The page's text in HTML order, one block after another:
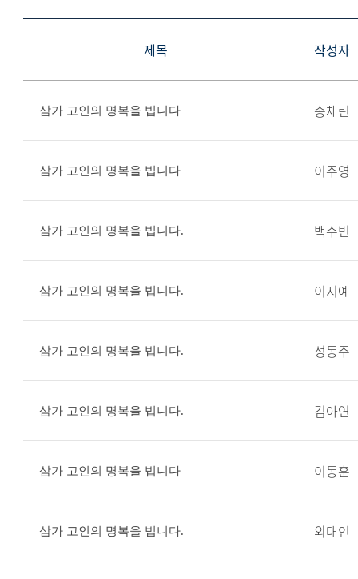
제목 작성자
삼가 고인의 명복을 빕니다 송채린
삼가 고인의 명복을 빕니다 이주영
삼가 고인의 명복을 빕니다. 백수빈
삼가 고인의 명복을 빕니다. 이지예
삼가 고인의 명복을 빕니다. 성동주
삼가 고인의 명복을 빕니다. 김아연
삼가 고인의 명복을 빕니다 이동훈
삼가 고인의 명복을 빕니다. 외대인